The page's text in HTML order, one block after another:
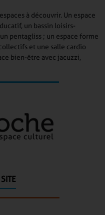
à découvrir. Un espace
un bassin loisirs-
pentagliss ; un espace forme
et une salle cardio
bien-être avec jacuzzi,